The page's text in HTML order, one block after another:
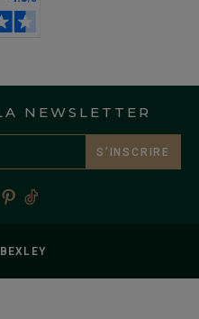
NEWSLETTER
S’INSCRIRE